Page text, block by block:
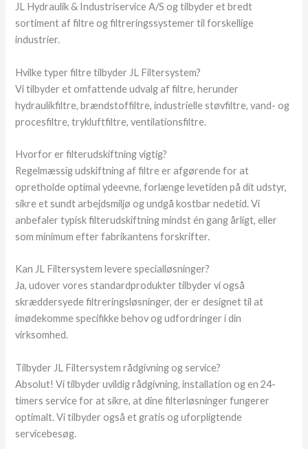
JL Hydraulik & Industriservice A/S og tilbyder et bredt
sortiment af filtre og filtreringssystemer til forskellige
industrier.
Hvilke typer filtre tilbyder JL Filtersystem?
Vi tilbyder et omfattende udvalg af filtre, herunder
hydraulikfiltre, brændstoffiltre, industrielle støvfiltre, vand- og
procesfiltre, trykluftfiltre, ventilationsfiltre.
Hvorfor er filterudskiftning vigtig?
Regelmæssig udskiftning af filtre er afgørende for at
opretholde optimal ydeevne, forlænge levetiden på dit udstyr,
sikre et sundt arbejdsmiljø og undgå kostbar nedetid. Vi
anbefaler typisk filterudskiftning mindst én gang årligt, eller
som minimum efter fabrikantens forskrifter.
Kan JL Filtersystem levere specialløsninger?
Ja, udover vores standardprodukter tilbyder vi også
skræddersyede filtreringsløsninger, der er designet til at
imødekomme specifikke behov og udfordringer i din
virksomhed.
Tilbyder JL Filtersystem rådgivning og service?
Absolut! Vi tilbyder uvildig rådgivning, installation og en 24-
timers service for at sikre, at dine filterløsninger fungerer
optimalt. Vi tilbyder også et gratis og uforpligtende
servicebesøg.